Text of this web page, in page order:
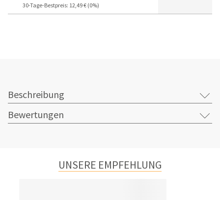
30-Tage-Bestpreis: 12,49 € (0%)
Beschreibung
Bewertungen
UNSERE EMPFEHLUNG